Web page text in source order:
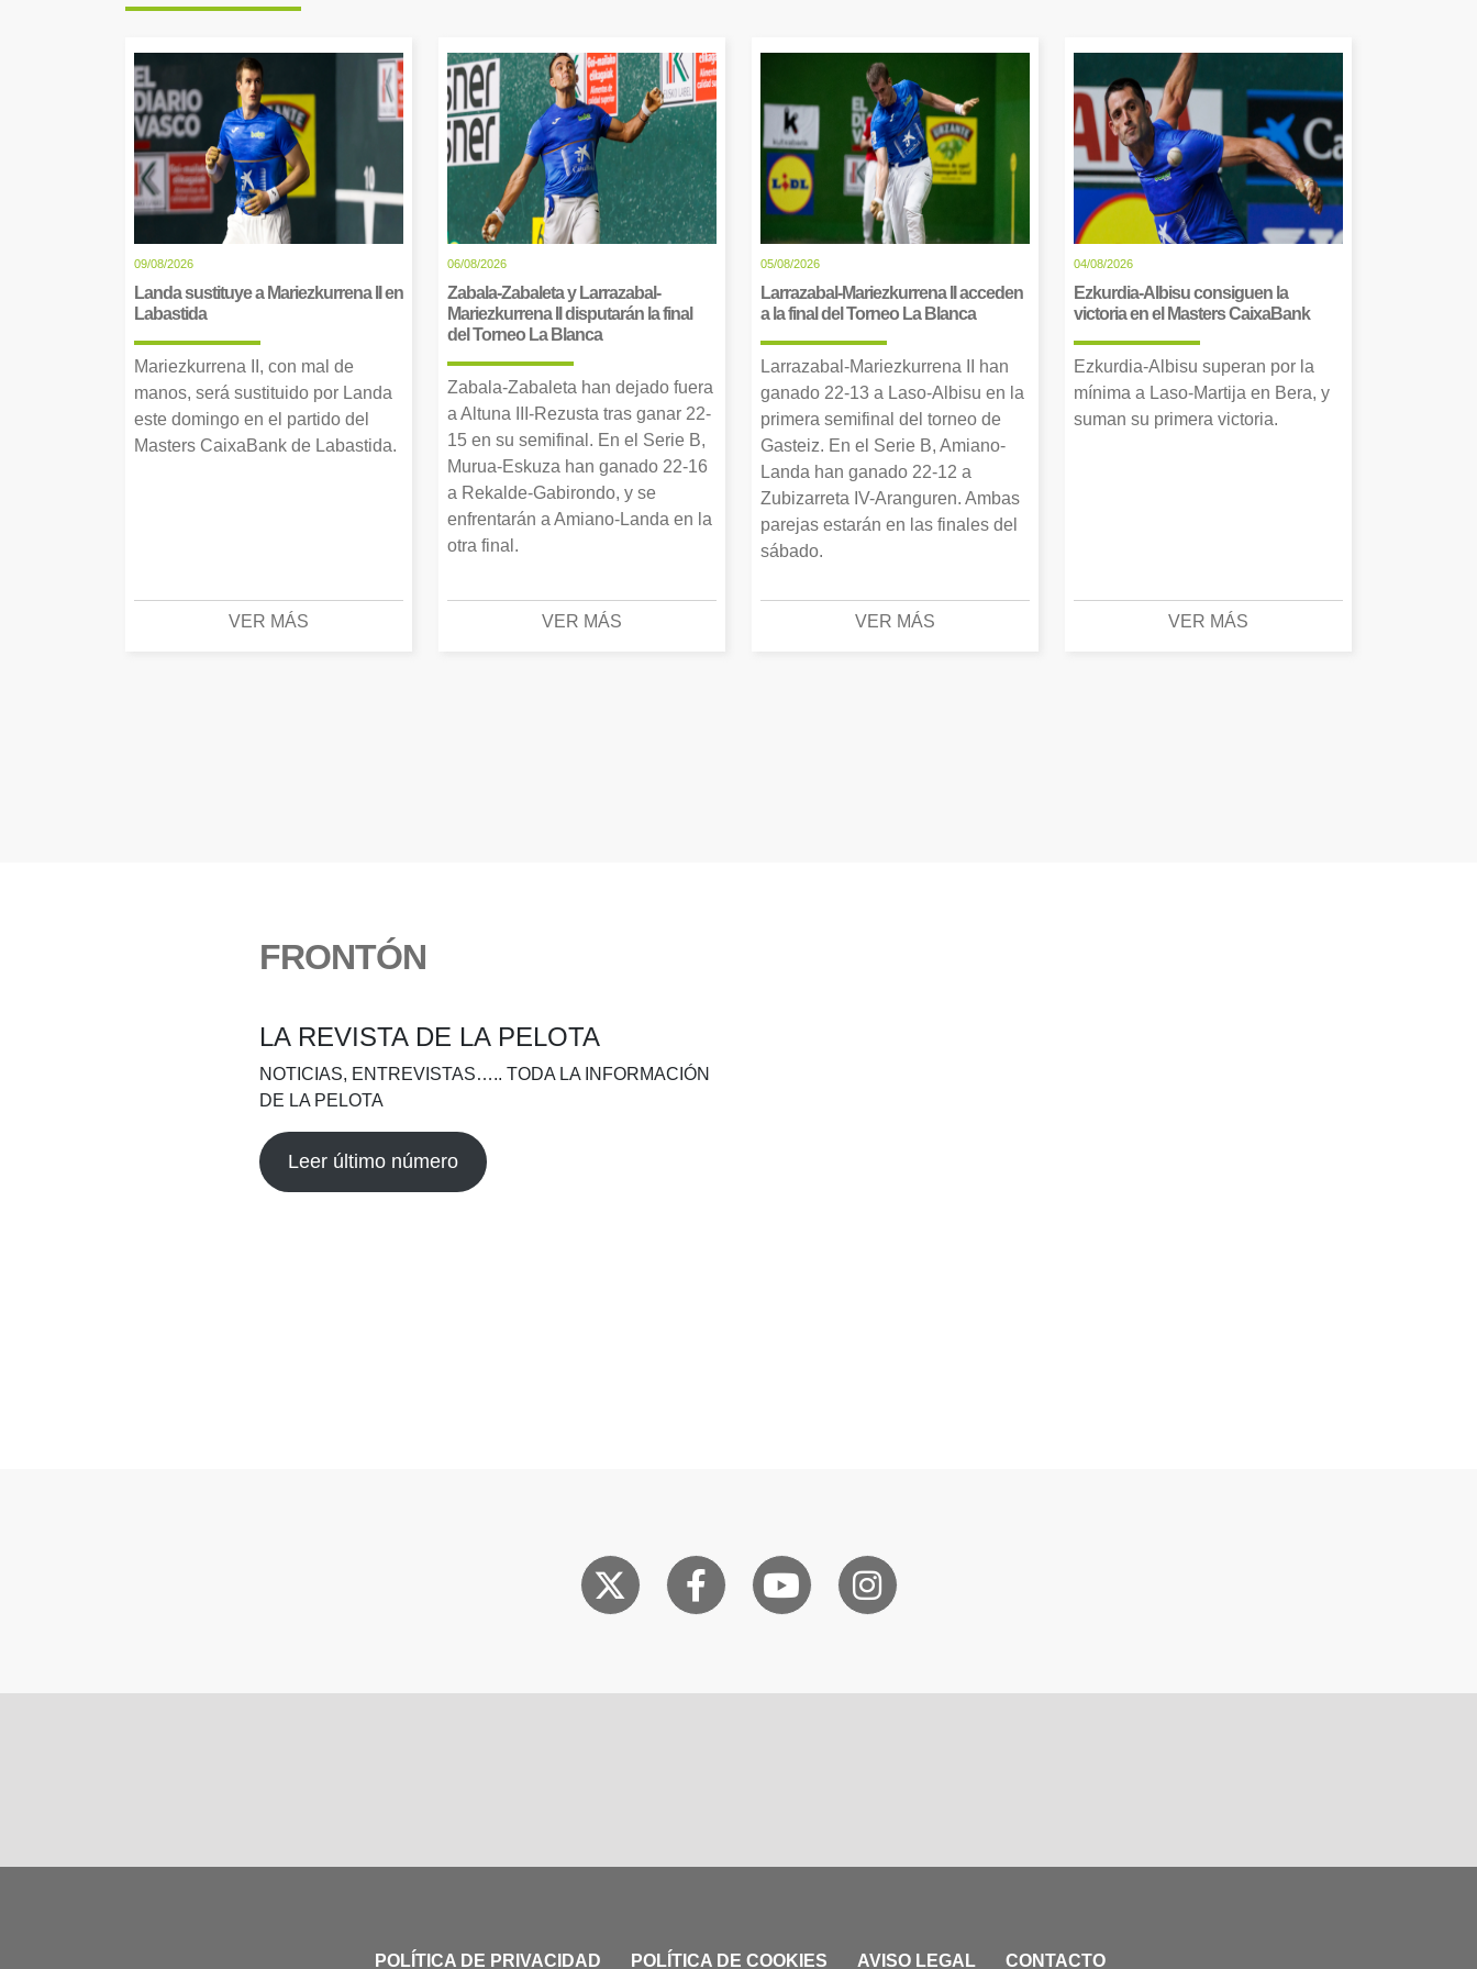
09/08/2026
Landa sustituye a Mariezkurrena II en
Labastida
Mariezkurrena II, con mal de
manos, será sustituido por Landa
este domingo en el partido del
Masters CaixaBank de Labastida.
VER MÁS
06/08/2026
Zabala-Zabaleta y Larrazabal-
Mariezkurrena II disputarán la final
del Torneo La Blanca
Zabala-Zabaleta han dejado fuera
a Altuna III-Rezusta tras ganar 22-
15 en su semifinal. En el Serie B,
Murua-Eskuza han ganado 22-16
a Rekalde-Gabirondo, y se
enfrentarán a Amiano-Landa en la
otra final.
VER MÁS
05/08/2026
Larrazabal-Mariezkurrena II acceden
a la final del Torneo La Blanca
Larrazabal-Mariezkurrena II han
ganado 22-13 a Laso-Albisu en la
primera semifinal del torneo de
Gasteiz. En el Serie B, Amiano-
Landa han ganado 22-12 a
Zubizarreta IV-Aranguren. Ambas
parejas estarán en las finales del
sábado.
VER MÁS
04/08/2026
Ezkurdia-Albisu consiguen la
victoria en el Masters CaixaBank
Ezkurdia-Albisu superan por la
mínima a Laso-Martija en Bera, y
suman su primera victoria.
VER MÁS
FRONTÓN
LA REVISTA DE LA PELOTA
NOTICIAS, ENTREVISTAS….. TODA LA INFORMACIÓN
DE LA PELOTA
Leer último número
POLÍTICA DE PRIVACIDAD POLÍTICA DE COOKIES AVISO LEGAL CONTACTO